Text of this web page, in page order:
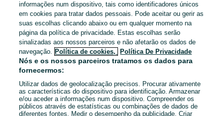
informações num dispositivo, tais como identificadores únicos
em cookies para tratar dados pessoais. Pode aceitar ou gerir as
suas escolhas clicando abaixo ou em qualquer momento na
página da política de privacidade. Estas escolhas serão
sinalizadas aos nossos parceiros e não afetarão os dados de
navegação. Política de cookies, Política De Privacidade
Nós e os nossos parceiros tratamos os dados para
fornecermos:
Utilizar dados de geolocalização precisos. Procurar ativamente
as características do dispositivo para identificação. Armazenar
e/ou aceder a informações num dispositivo. Compreender os
públicos através de estatísticas ou combinações de dados de
diferentes fontes. Medir o desempenho da publicidade. Criar